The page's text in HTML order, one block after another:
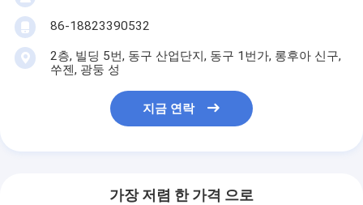
86-18823390532
2층, 빌딩 5번, 동구 산업단지, 동구 1번가, 롱후아 신구,
쑤젠, 광둥 성
지금 연락
가장 저렴 한 가격 으로